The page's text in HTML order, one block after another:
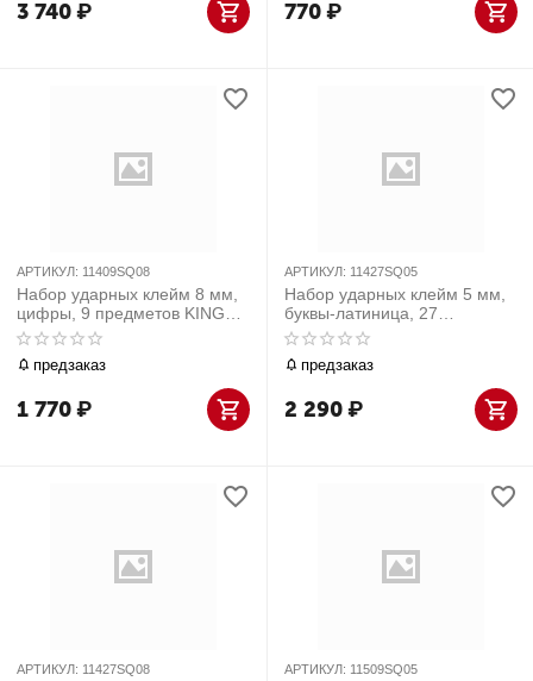
3 740₽ 770₽
АРТИКУЛ: 11409SQ08
Набор ударных клейм 8 мм,
цифры, 9 предметов KING
TONY 11409SQ08
предзаказ
1 770₽
АРТИКУЛ: 11427SQ05
Набор ударных клейм 5 мм,
буквы-латиница, 27
предметов KING TONY
11427SQ05
предзаказ
2 290₽
АРТИКУЛ: 11427SQ08 АРТИКУЛ: 11509SQ05